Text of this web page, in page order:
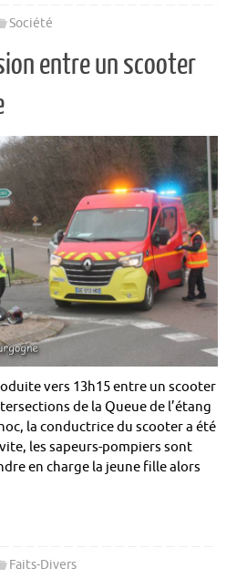
Société
entre un scooter
vers 13h15 entre un scooter
de la Queue de l’étang
la conductrice du scooter a été
les sapeurs-pompiers sont
en charge la jeune fille alors
Faits-Divers